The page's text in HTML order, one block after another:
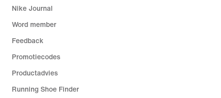
Nike Journal
Word member
Feedback
Promotiecodes
Productadvies
Running Shoe Finder